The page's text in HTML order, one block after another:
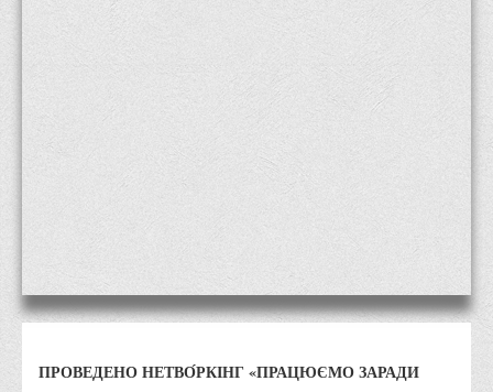
Заходи запобігання протиправним діям
Антикорупційні заходи
Протидія тероризму та насиллю
Як розпізнати глорифікацію збройної агресії РФ проти
України та протистояти їй?
Правила поведінки у разі виявлення вибухонебезпечних
Протидія торгівлі людьми
характеру
ПРОВЕДЕНО НЕТВО́РКІНГ «ПРАЦЮЄМО ЗАРАДИ